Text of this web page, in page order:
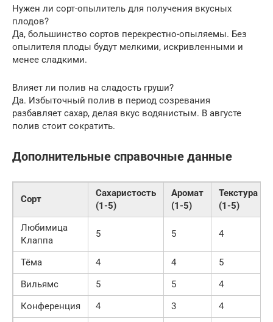
Нужен ли сорт-опылитель для получения вкусных
плодов?
Да, большинство сортов перекрестно-опыляемы. Без
опылителя плоды будут мелкими, искривленными и
менее сладкими.
Влияет ли полив на сладость груши?
Да. Избыточный полив в период созревания
разбавляет сахар, делая вкус водянистым. В августе
полив стоит сократить.
Дополнительные справочные данные
Сорт
Сахаристость
(1-5)
Аромат
(1-5)
Текстура
(1-5)
Любимица
Клаппа
5 5 4
Тёма 4 4
5
Вильямс
5 5
4
Конференция
4 3
4